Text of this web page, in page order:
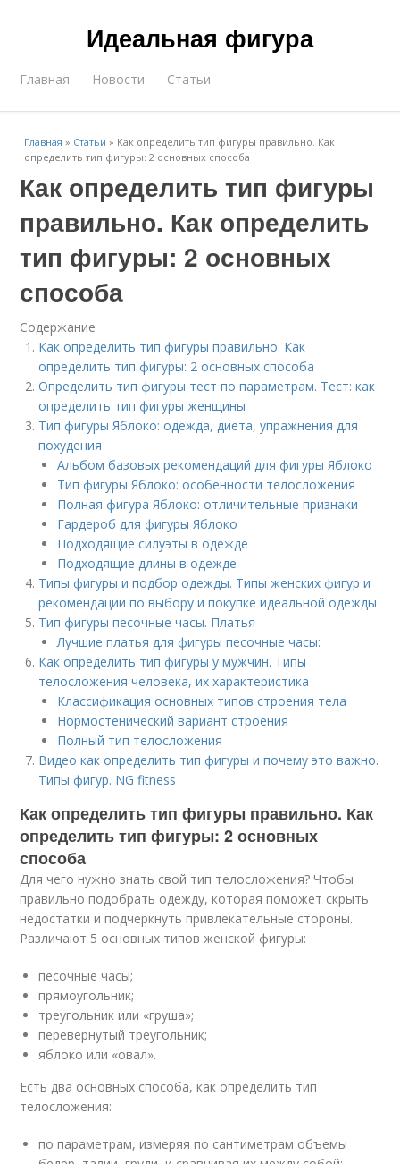
Идеальная фигура
Главная Новости Статьи
Главная » Статьи » Как определить тип фигуры правильно. Как
определить тип фигуры: 2 основных способа
Как определить тип фигуры
правильно. Как определить
тип фигуры: 2 основных
способа
Содержание
Как определить тип фигуры правильно. Как
определить тип фигуры: 2 основных способа
Определить тип фигуры тест по параметрам. Тест: как
определить тип фигуры женщины
Тип фигуры Яблоко: одежда, диета, упражнения для
похудения
Альбом базовых рекомендаций для фигуры Яблоко
Тип фигуры Яблоко: особенности телосложения
Полная фигура Яблоко: отличительные признаки
Гардероб для фигуры Яблоко
Подходящие силуэты в одежде
Подходящие длины в одежде
Типы фигуры и подбор одежды. Типы женских фигур и
рекомендации по выбору и покупке идеальной одежды
Тип фигуры песочные часы. Платья
Лучшие платья для фигуры песочные часы:
Как определить тип фигуры у мужчин. Типы
телосложения человека, их характеристика
Классификация основных типов строения тела
Нормостенический вариант строения
Полный тип телосложения
Видео как определить тип фигуры и почему это важно.
Типы фигур. NG fitness
Как определить тип фигуры правильно. Как
определить тип фигуры: 2 основных
способа
Для чего нужно знать свой тип телосложения? Чтобы
правильно подобрать одежду, которая поможет скрыть
недостатки и подчеркнуть привлекательные стороны.
Различают 5 основных типов женской фигуры:
песочные часы;
прямоугольник;
треугольник или «груша»;
перевернутый треугольник;
яблоко или «овал».
Есть два основных способа, как определить тип
телосложения:
по параметрам, измеряя по сантиметрам объемы